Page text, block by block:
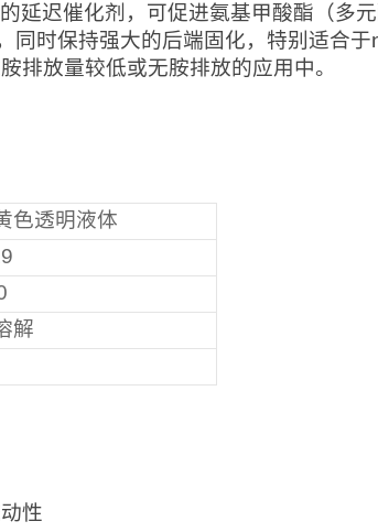
延迟催化剂，可促进氨基甲酸酯（多元
同时保持强大的后端固化，特别适合
排放量较低或无胺排放的应用中。
色透明液体
解
性